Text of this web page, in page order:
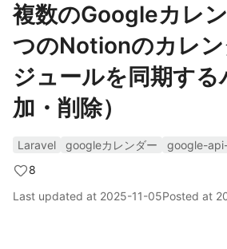
複数のGoogleカレ
つのNotionのカレ
ジュールを同期す
加・削除）
Laravel googleカレンダー google-
8
Last updated at 2025-11-05Posted at